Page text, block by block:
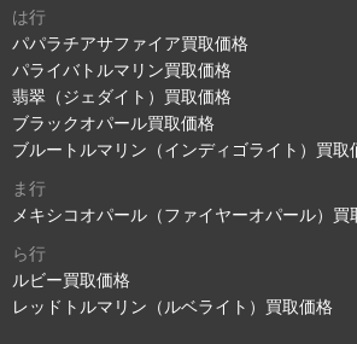
は行
パパラチアサファイア買取価格
パライバトルマリン買取価格
翡翠（ジェダイト）買取価格
ブラックオパール買取価格
ブルートルマリン（インディゴライト）買取
ま行
メキシコオパール（ファイヤーオパール）買
ら行
ルビー買取価格
レッドトルマリン（ルベライト）買取価格